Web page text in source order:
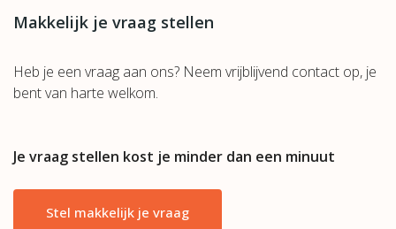
Makkelijk je vraag stellen
Heb je een vraag aan ons? Neem vrijblijvend contact op, je
bent van harte welkom.
Je vraag stellen kost je minder dan een minuut
Stel makkelijk je vraag